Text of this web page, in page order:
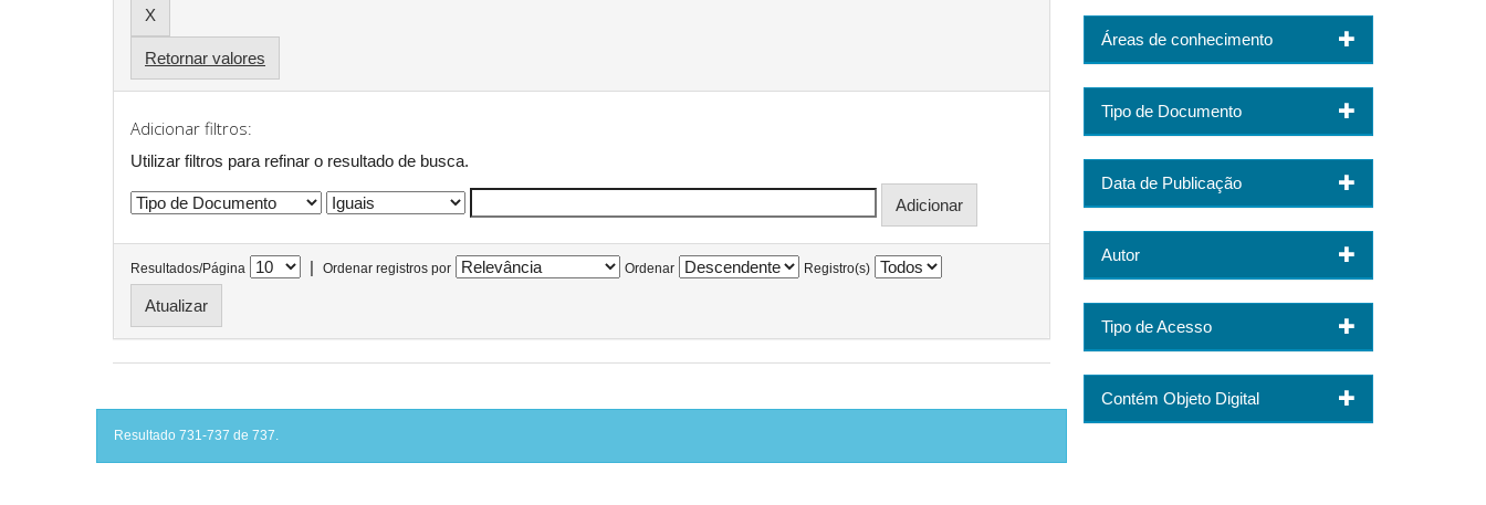
Retornar valores
Adicionar filtros:
Utilizar filtros para refinar o resultado de busca.
Resultados/Página | Ordenar registros por Ordenar Registro(s)
Resultado 731-737 de 737.
Áreas de conhecimento
Tipo de Documento
Data de Publicação
Autor
Tipo de Acesso
Contém Objeto Digital